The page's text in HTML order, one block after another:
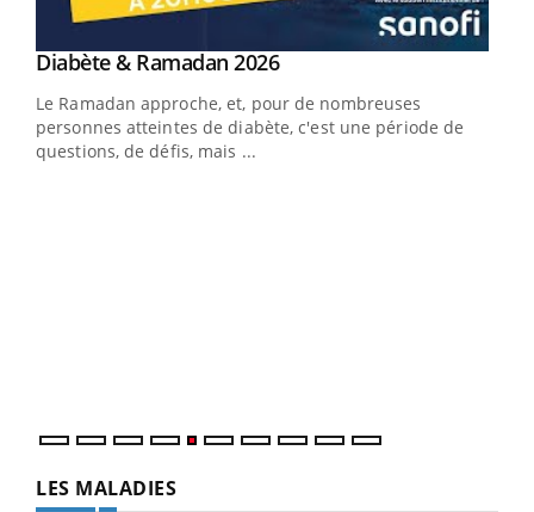
Youtube
Diabète & Ramadan 2026Youtube
Le Ramadan approche, et, pour de nombreuses
personnes atteintes de diabète, c'est une période de
questions, de défis, mais ...
LES MALADIES